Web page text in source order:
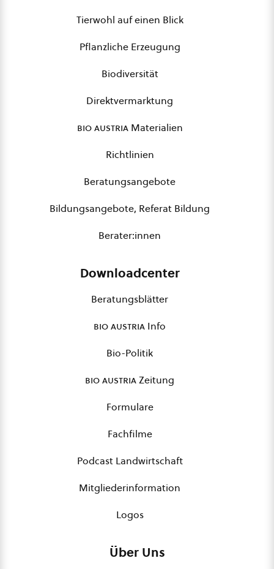
Tierwohl auf einen Blick
Pflanzliche Erzeugung
Biodiversität
Direktvermarktung
bio austriaMaterialien
Richtlinien
Beratungsangebote
Bildungsangebote, Referat Bildung
Berater:innen
Downloadcenter
Beratungsblätter
bio austria Info
Bio-Politik
bio austriaZeitung
Formulare
Fachfilme
Podcast Landwirtschaft
Mitgliederinformation
Logos
Über Uns